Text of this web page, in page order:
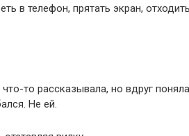
в телефон, прятать экран,
то рассказывала, но вдруг
Не ей.